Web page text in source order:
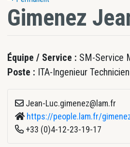
Gimenez
Équipe / Service : SM-Service
Poste : ITA-Ingenieur
Jean-Luc.gimenez@lam.fr
https://people.lam.fr/
+33 (0)4-12-23-19-17